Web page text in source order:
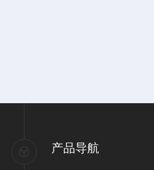
产品导航